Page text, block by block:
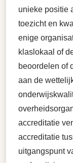
unieke positie
toezicht en
enige
klaslokaal of
beoordelen of
aan de
accreditatie
accreditatie
uitgangspunt